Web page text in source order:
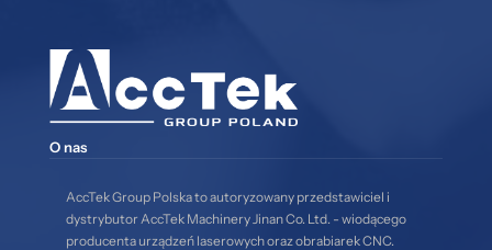
O nas
AccTek Group Polska to autoryzowany przedstawiciel i
dystrybutor AccTek Machinery Jinan Co. Ltd. - wiodącego
producenta urządzeń laserowych oraz obrabiarek CNC.